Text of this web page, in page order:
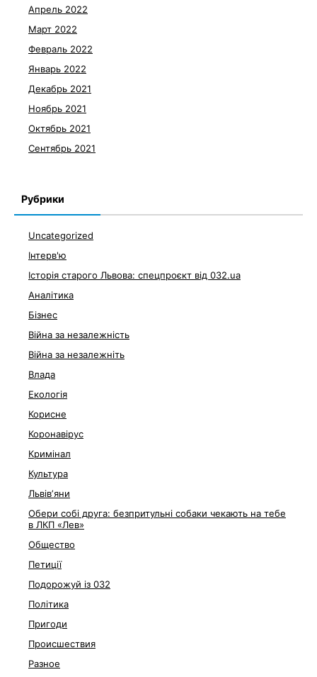
Апрель 2022
Март 2022
Февраль 2022
Январь 2022
Декабрь 2021
Ноябрь 2021
Октябрь 2021
Сентябрь 2021
Рубрики
Uncategorized
Інтерв'ю
Історія старого Львова: спецпроєкт від 032.ua
Аналітика
Бізнес
Війна за незалежність
Війна за незалежніть
Влада
Екологія
Корисне
Коронавірус
Кримінал
Культура
Львівʼяни
Обери собі друга: безпритульні собаки чекають на тебе
в ЛКП «Лев»
Общество
Петиції
Подорожуй із 032
Політика
Пригоди
Происшествия
Разное